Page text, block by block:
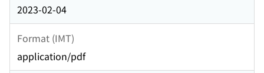
2023-02-04
Format (IMT)
application/pdf